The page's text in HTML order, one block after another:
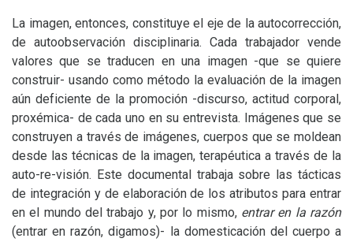
La imagen, entonces, constituye el eje de la autocorrección,
de autoobservación disciplinaria. Cada trabajador vende
valores que se traducen en una imagen -que se quiere
construir- usando como método la evaluación de la imagen
aún deficiente de la promoción -discurso, actitud corporal,
proxémica- de cada uno en su entrevista. Imágenes que se
construyen a través de imágenes, cuerpos que se moldean
desde las técnicas de la imagen, terapéutica a través de la
auto-re-visión. Este documental trabaja sobre las tácticas
de integración y de elaboración de los atributos para entrar
en el mundo del trabajo y, por lo mismo, entrar en la razón
(entrar en razón, digamos)- la domesticación del cuerpo a